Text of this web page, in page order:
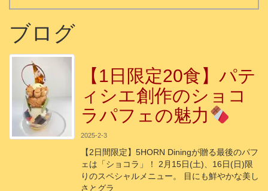
ブログ
【1日限定20食】パテ
ィシエ創作のショコ
ラパフェの魅力
2025-2-3
【2日間限定】5HORN Diningが贈る最後のパフ
ェは「ショコラ」！ 2月15日(土)、16日(日)限
りのスペシャルメニュー。 目にも鮮やかな美し
さとグラ